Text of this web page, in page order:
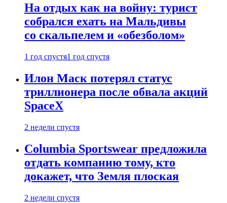
На отдых как на войну: турист
собрался ехать на Мальдивы
со скальпелем и «обезболом»
1 год спустя1 год спустя
Илон Маск потерял статус
триллионера после обвала акций
SpaceX
2 недели спустя
Columbia Sportswear предложила
отдать компанию тому, кто
докажет, что Земля плоская
2 недели спустя